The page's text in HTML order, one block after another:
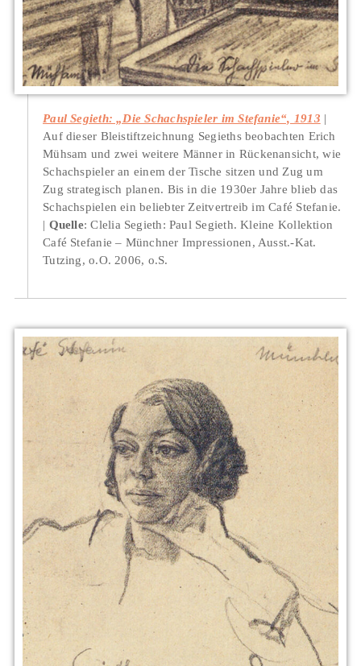
Paul Segieth: „Die Schachspieler im Stefanie“, 1913
Auf dieser Bleistiftzeichnung Segieths beobachten Erich
Mühsam und zwei weitere Männer in Rückenansicht, wie
Schachspieler an einem der Tische sitzen und Zug um
Zug strategisch planen. Bis in die 1930er Jahre blieb das
Schachspielen ein beliebter Zeitvertreib im Café Stefanie.
Quelle: Clelia Segieth: Paul Segieth. Kleine Kollektion
Café Stefanie – Münchner Impressionen, Ausst.-Kat.
Tutzing, o.O. 2006, o.S.